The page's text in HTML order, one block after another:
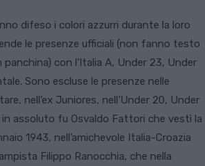
difeso i colori azzurri durante la loro
le presenze ufficiali (non fanno testo
con l’Italia A, Under 23, Under
Sono escluse le presenze nelle
nell’ex Juniores, nell’Under 20, Under
in assoluto fu Osvaldo Fattori che vestì la
1943, nell’amichevole Italia-Croazia
Filippo Ranocchia, che nella